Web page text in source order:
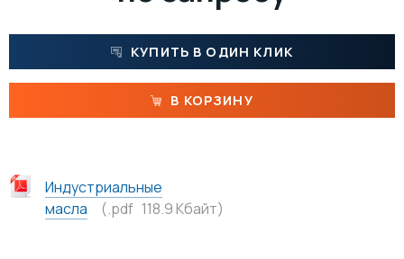
КУПИТЬ В ОДИН КЛИК
В КОРЗИНУ
Индустриальные
масла
(.pdf 118.9 Кбайт)
МАТЕРИАЛЫ ДЛЯ ПИЩЕВОЙ ПРОМЫШЛЕННОСТИ С ДОПУСКОМ NSF
МАСЛА